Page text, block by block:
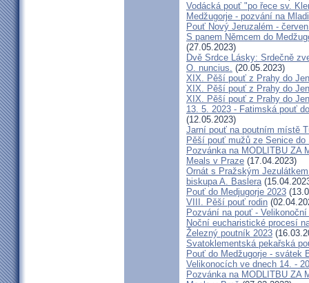
Vodácká pouť "po řece sv.
Medžugorje - pozvání na
Pouť Nový Jeruzalém -
S panem Němcem do
(27.05.2023)
Dvě Srdce Lásky: Srdečně
O. nuncius. (20.05.2023)
XIX. Pěší pouť z Prahy do
XIX. Pěší pouť z Prahy do
XIX. Pěší pouť z Prahy do
13. 5. 2023 - Fatimská pouť
(12.05.2023)
Jarní pouť na poutním místě
Pěší pouť mužů ze Senice do
Pozvánka na MODLITBU ZA
Meals v Praze (17.04.2023)
Ornát s Pražským
biskupa A. Baslera
Pouť do Medjugorje 2023
VIII. Pěší pouť rodin
Pozvání na pouť -
Noční eucharistické procesí
Železný poutník 2023
Svatoklementská pekařská
Pouť do Medžugorje - svátek
Velikonocích ve dnech 14. -
Pozvánka na MODLITBU ZA